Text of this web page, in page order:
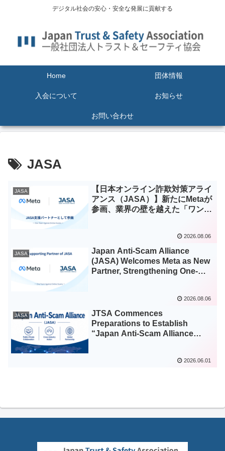
デジタル社会の安心・安全な発展に貢献する
Home 団体情報
入会について お知らせ
お問い合わせ
JASA
JASA
【日本オンライン詐欺対策アライ
アンス（JASA）】新たにMetaが
参画、業界の壁を越えた「ワンチ
2026.08.06
JASA
Japan Anti-Scam Alliance
(JASA) Welcomes Meta as New
Partner, Strengthening One-
2026.08.06
JASA
JTSA Commences
Preparations to Establish
“Japan Anti-Scam Alliance
2026.06.01